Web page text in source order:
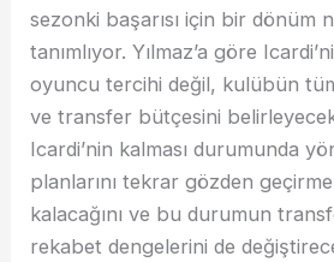
sezonki başarısı için bir dönüm
tanımlıyor. Yılmaz’a göre
oyuncu tercihi değil, kulübün
ve transfer bütçesini
Icardi’nin kalması durumunda
planlarını tekrar gözden
kalacağını ve bu durumun
rekabet dengelerini de